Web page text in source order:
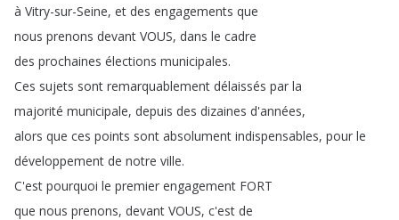
à Vitry-sur-Seine, et des engagements que
nous prenons devant VOUS, dans le cadre
des prochaines élections municipales.
Ces sujets sont remarquablement délaissés par la
majorité municipale, depuis des dizaines d'années,
alors que ces points sont absolument indispensables, pour le
développement de notre ville.
C'est pourquoi le premier engagement FORT
que nous prenons, devant VOUS, c'est de